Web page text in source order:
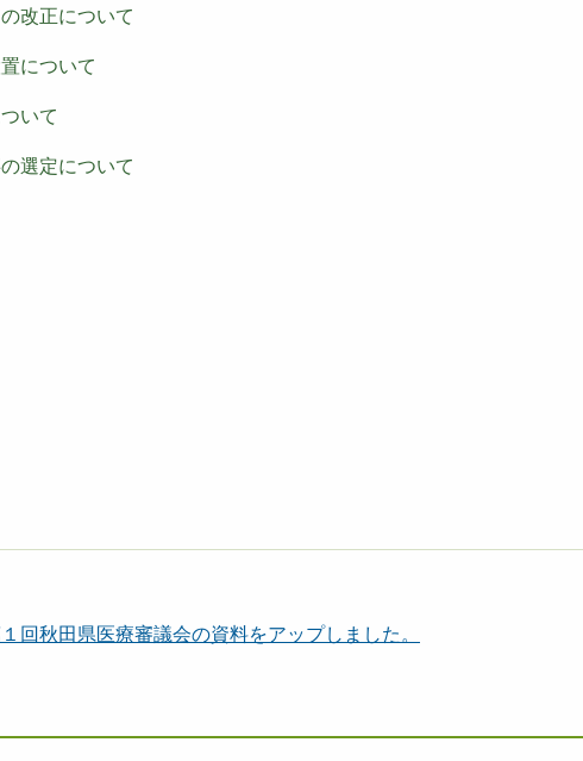
改正について
について
いて
選定について
回秋田県医療審議会の資料をアップしました。